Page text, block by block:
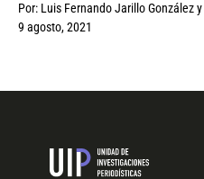
Por: Luis Fernando Jarillo Gonzálezy
9 agosto, 2021